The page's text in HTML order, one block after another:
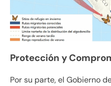
Protección y
Por su parte, el Gobierno